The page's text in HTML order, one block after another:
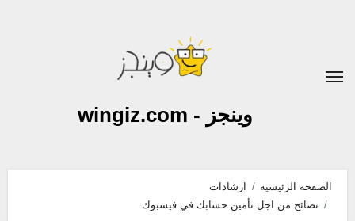
وينجز - wingiz.com
الصفحة الرئيسية
ارشادات
نصائح من اجل تأمين حسابك في فيسبوك